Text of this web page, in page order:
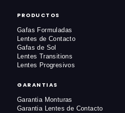
PRODUCTOS
Gafas Formuladas
Lentes de Contacto
Gafas de Sol
Lentes Transitions
Lentes Progresivos
GARANTIAS
Garantia Monturas
Garantia Lentes de Contacto